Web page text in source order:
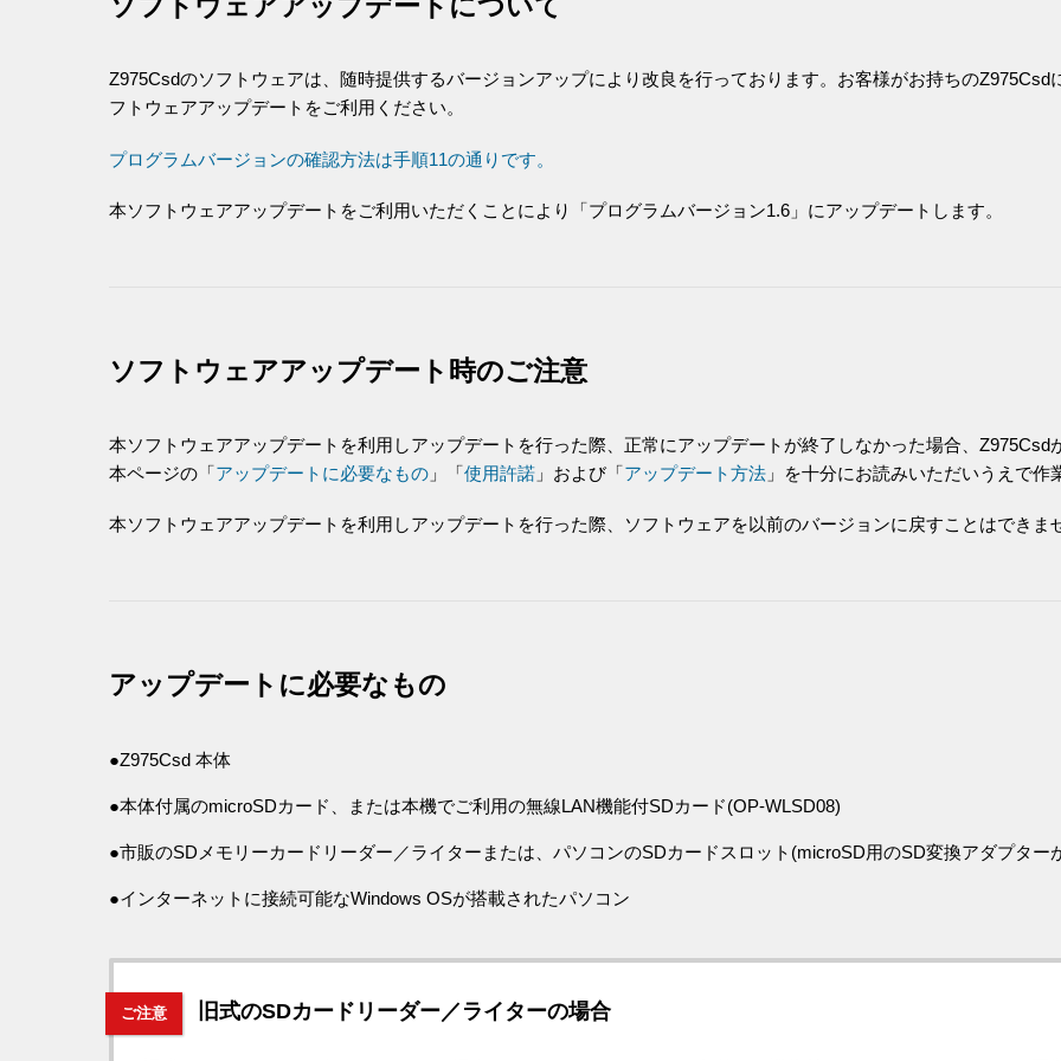
ソフトウェアアップデートについて
Z975Csdのソフトウェアは、随時提供するバージョンアップにより改良を行っております。お客様がお持ちの
フトウェアアップデートをご利用ください。
プログラムバージョンの確認方法は手順11の通りです。
本ソフトウェアアップデートをご利用いただくことにより「プログラムバージョン1.6」にアップデートします。
ソフトウェアアップデート時のご注意
本ソフトウェアアップデートを利用しアップデートを行った際、正常にアップデートが終了しなかった場合、Z975Csd
本ページの「アップデートに必要なもの 」「使用許諾 」および「アップデート方法 」を十分にお読みいただいうえで作
本ソフトウェアアップデートを利用しアップデートを行った際、ソフトウェアを以前のバージョンに戻すことはできま
アップデートに必要なもの
●Z975Csd 本体
●本体付属のmicroSDカード、または本機でご利用の無線LAN機能付SDカード(OP-WLSD08)
●市販のSDメモリーカードリーダー／ライターまたは、パソコンのSDカードスロット(microSD用のSD変換アダプター
●インターネットに接続可能なWindows OSが搭載されたパソコン
ご注意 旧式のSDカードリーダー／ライターの場合